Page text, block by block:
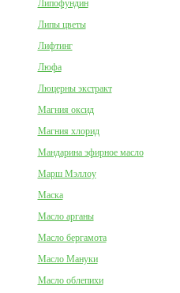
Липофундин
Липы цветы
Лифтинг
Люфа
Люцерны экстракт
Магния оксид
Магния хлорид
Мандарина эфирное масло
Марш Мэллоу
Маска
Масло арганы
Масло бергамота
Масло Мануки
Масло облепихи